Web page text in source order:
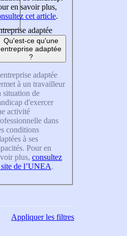
en savoir plus,
cet article.
adaptée
Qu'est-ce qu'une
entreprise adaptée
?
adaptée
à un travailleur
situation de
d'exercer
activité
dans
conditions
à ses
Pour en
plus, consultez
de l’UNEA.
Appliquerles filtres